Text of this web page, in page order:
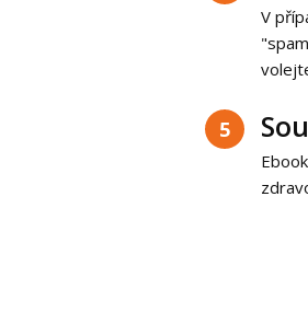
V
5